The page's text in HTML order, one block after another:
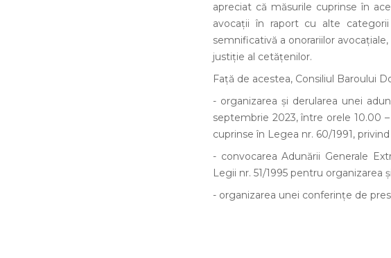
apreciat că măsurile cuprinse în
avocații în raport cu alte
semnificativă a onorariilor
justiție al cetățenilor.
Față de acestea, Consiliul Baroului
- organizarea și derularea unei
septembrie 2023, între orele 10.00
cuprinse în Legea nr. 60/1991,
- convocarea Adunării Generale
Legii nr. 51/1995 pentru organizarea
- organizarea unei conferințe de